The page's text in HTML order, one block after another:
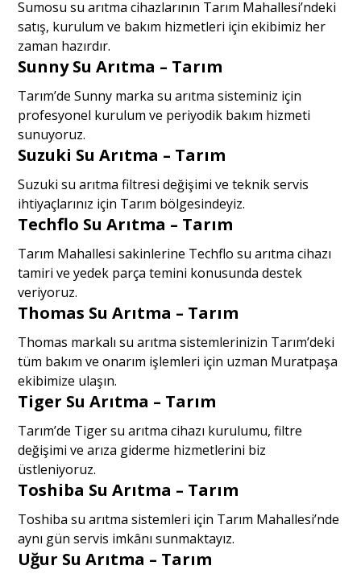
Sumosu su arıtma cihazlarının Tarım Mahallesi’ndeki
satış, kurulum ve bakım hizmetleri için ekibimiz her
zaman hazırdır.
Sunny Su Arıtma – Tarım
Tarım’de Sunny marka su arıtma sisteminiz için
profesyonel kurulum ve periyodik bakım hizmeti
sunuyoruz.
Suzuki Su Arıtma – Tarım
Suzuki su arıtma filtresi değişimi ve teknik servis
ihtiyaçlarınız için Tarım bölgesindeyiz.
Techflo Su Arıtma – Tarım
Tarım Mahallesi sakinlerine Techflo su arıtma cihazı
tamiri ve yedek parça temini konusunda destek
veriyoruz.
Thomas Su Arıtma – Tarım
Thomas markalı su arıtma sistemlerinizin Tarım’deki
tüm bakım ve onarım işlemleri için uzman Muratpaşa
ekibimize ulaşın.
Tiger Su Arıtma – Tarım
Tarım’de Tiger su arıtma cihazı kurulumu, filtre
değişimi ve arıza giderme hizmetlerini biz
üstleniyoruz.
Toshiba Su Arıtma – Tarım
Toshiba su arıtma sistemleri için Tarım Mahallesi’nde
aynı gün servis imkânı sunmaktayız.
Uğur Su Arıtma – Tarım